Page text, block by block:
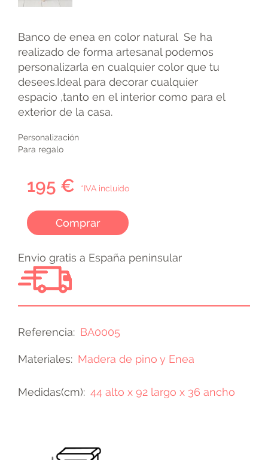
Banco de enea en color natural Se ha
realizado de forma artesanal podemos
personalizarla en cualquier color que tu
desees.Ideal para decorar cualquier
espacio ,tanto en el interior como para el
exterior de la casa.
Personalización
Para regalo
195 € *IVA incluido
Comprar
Envio gratis a España peninsular
Referencia BA0005
Materiales Madera de pino y Enea
Medidas(cm) 44 alto x 92 largo x 36 ancho